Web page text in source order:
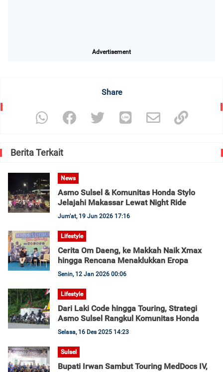
Advertisement
Share
Berita Terkait
News
Asmo Sulsel & Komunitas Honda Stylo
Jelajahi Makassar Lewat Night Ride
Jum'at, 19 Jun 2026 17:16
Lifestyle
Cerita Om Daeng, ke Makkah Naik Xmax
hingga Rencana Menaklukkan Eropa
Senin, 12 Jan 2026 00:06
Lifestyle
Dari Laki Code hingga Touring, Strategi
Asmo Sulsel Rangkul Komunitas Honda
Selasa, 16 Des 2025 14:23
Sulsel
Bupati Irwan Sambut Touring MedDocs IV,